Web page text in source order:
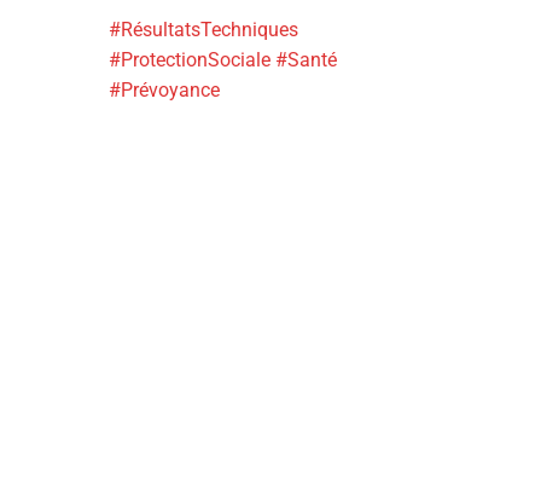
#RésultatsTechniques
#ProtectionSociale #Santé
#Prévoyance